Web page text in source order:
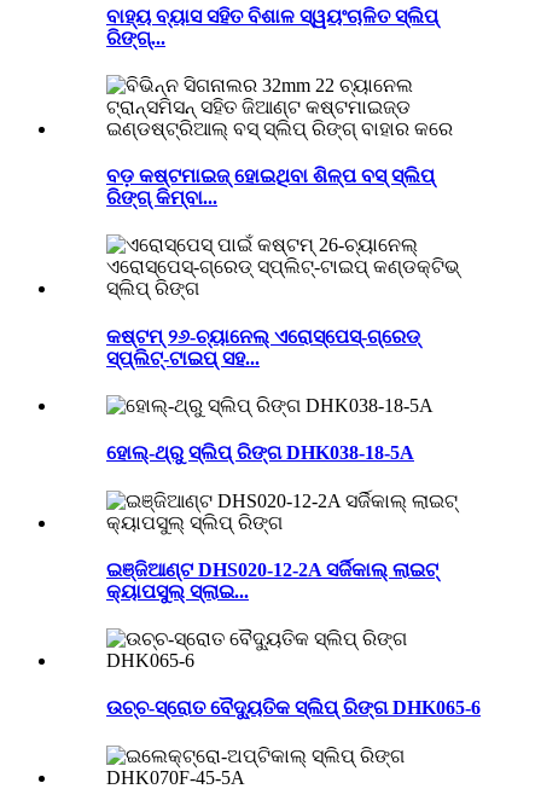
ବାହ୍ୟ ବ୍ୟାସ ସହିତ ବିଶାଳ ସ୍ୱୟଂଚାଳିତ ସ୍ଲିପ୍
ରିଙ୍ଗ୍...
ବଡ଼ କଷ୍ଟମାଇଜ୍ ହୋଇଥିବା ଶିଳ୍ପ ବସ୍ ସ୍ଲିପ୍
ରିଙ୍ଗ୍ କିମ୍ବା...
କଷ୍ଟମ୍ ୨୬-ଚ୍ୟାନେଲ୍ ଏରୋସ୍ପେସ୍-ଗ୍ରେଡ୍
ସ୍ପ୍ଲିଟ୍-ଟାଇପ୍ ସହ...
ହୋଲ୍-ଥ୍ରୁ ସ୍ଲିପ୍ ରିଙ୍ଗ DHK038-18-5A
ଇଞ୍ଜିଆଣ୍ଟ DHS020-12-2A ସର୍ଜିକାଲ୍ ଲାଇଟ୍
କ୍ୟାପସୁଲ୍ ସ୍ଲାଇ...
ଉଚ୍ଚ-ସ୍ରୋତ ବୈଦ୍ୟୁତିକ ସ୍ଲିପ୍ ରିଙ୍ଗ DHK065-6